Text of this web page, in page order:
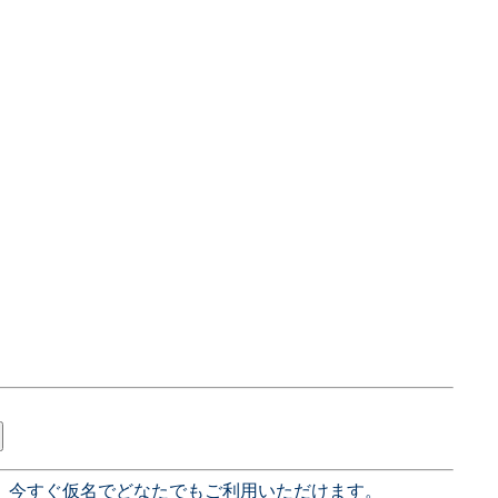
すぐ仮名でどなたでもご利用いただけます。